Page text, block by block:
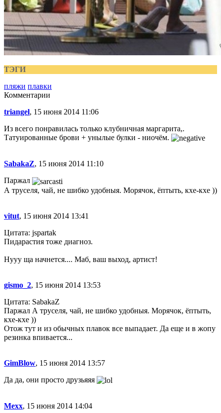
ТЭГИ
пляжи плавки
Комментарии
triangel, 15 июня 2014 11:06
Из всего понравилась только клубничная маргарита,.
Татуированные брови + унылые булки - ниочём.
SabakaZ, 15 июня 2014 11:10
Паржал
А труселя, чай, не шибко удобныя. Морячок, ёптыть, кхе-кхе ))
vitut, 15 июня 2014 13:41
Цитата: jspartak
Пидарастия тоже диагноз.
Нууу ща начнется.... Маб, ваш выход, артист!
gismo_2, 15 июня 2014 13:53
Цитата: SabakaZ
Паржал А труселя, чай, не шибко удобныя. Морячок, ёптыть,
кхе-кхе ))
Отож тут и из обычных плавок все выпадает. Да еще и в жопу
резинка впивается...
GimBlow, 15 июня 2014 13:57
Да да, они просто друзьяяя
Mexx, 15 июня 2014 14:04